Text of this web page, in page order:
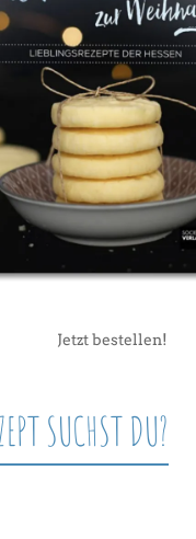
Jetzt bestellen!
SUCHST DU?